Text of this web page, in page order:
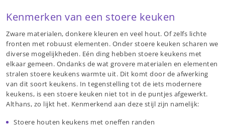
Kenmerken van een stoere keuken
Zware materialen, donkere kleuren en veel hout. Of zelfs lichte
fronten met robuust elementen. Onder stoere keuken scharen we
diverse mogelijkheden. Eén ding hebben stoere keukens met
elkaar gemeen. Ondanks de wat grovere materialen en elementen
stralen stoere keukens warmte uit. Dit komt door de afwerking
van dit soort keukens. In tegenstelling tot de iets modernere
keukens, is een stoere keuken niet tot in de puntjes afgewerkt.
Althans, zo lijkt het. Kenmerkend aan deze stijl zijn namelijk:
Stoere houten keukens met oneffen randen